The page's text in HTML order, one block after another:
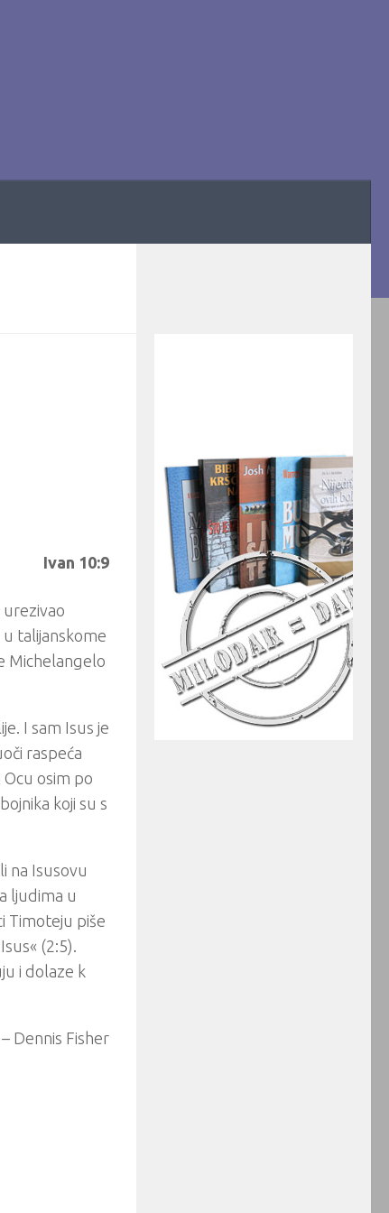
Ivan 10:9
urezivao
talijanskome
Michelangelo
I sam Isus je
raspeća
Ocu osim po
koji su s
na Isusovu
ljudima u
Timoteju piše
(2:5).
i dolaze k
– Dennis Fisher